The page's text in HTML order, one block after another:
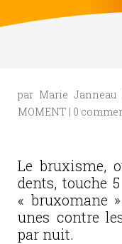
par Marie Janneau
MOMENT | 0
Le bruxisme,
dents, touche
« bruxomane
unes contre
par nuit.